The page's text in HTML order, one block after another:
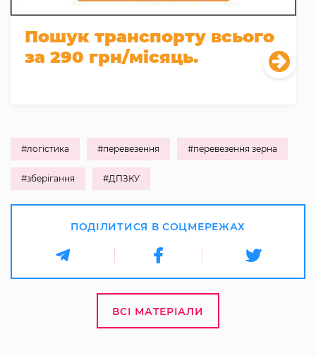
Пошук транспорту всього
за 290 грн/місяць.
#логістика #перевезення #перевезення зерна
#зберігання #ДПЗКУ
ПОДІЛИТИСЯ В СОЦМЕРЕЖАХ
ВСІ МАТЕРІАЛИ